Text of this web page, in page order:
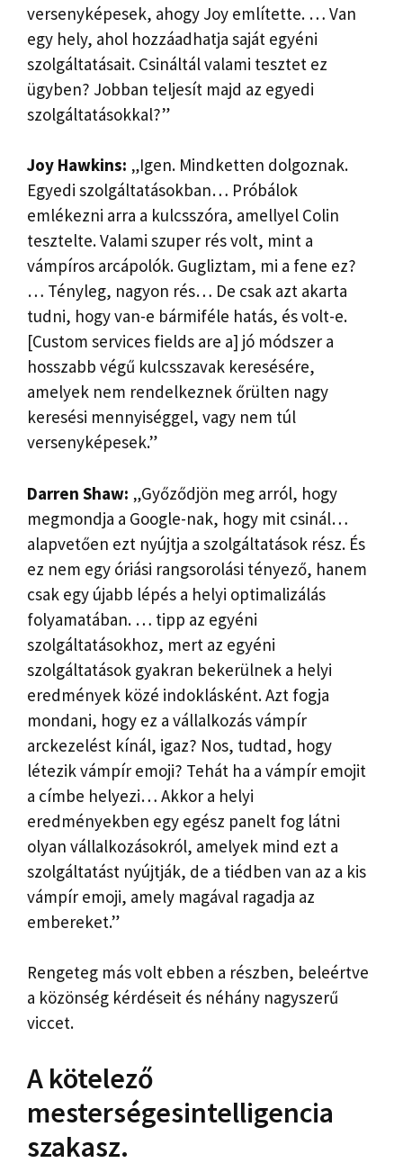
versenyképesek, ahogy Joy említette. … Van
egy hely, ahol hozzáadhatja saját egyéni
szolgáltatásait. Csináltál valami tesztet ez
ügyben? Jobban teljesít majd az egyedi
szolgáltatásokkal?”
Joy Hawkins: „Igen. Mindketten dolgoznak.
Egyedi szolgáltatásokban… Próbálok
emlékezni arra a kulcsszóra, amellyel Colin
tesztelte. Valami szuper rés volt, mint a
vámpíros arcápolók. Gugliztam, mi a fene ez?
… Tényleg, nagyon rés… De csak azt akarta
tudni, hogy van-e bármiféle hatás, és volt-e.
[Custom services fields are a] jó módszer a
hosszabb végű kulcsszavak keresésére,
amelyek nem rendelkeznek őrülten nagy
keresési mennyiséggel, vagy nem túl
versenyképesek.”
Darren Shaw: „Győződjön meg arról, hogy
megmondja a Google-nak, hogy mit csinál…
alapvetően ezt nyújtja a szolgáltatások rész. És
ez nem egy óriási rangsorolási tényező, hanem
csak egy újabb lépés a helyi optimalizálás
folyamatában. … tipp az egyéni
szolgáltatásokhoz, mert az egyéni
szolgáltatások gyakran bekerülnek a helyi
eredmények közé indoklásként. Azt fogja
mondani, hogy ez a vállalkozás vámpír
arckezelést kínál, igaz? Nos, tudtad, hogy
létezik vámpír emoji? Tehát ha a vámpír emojit
a címbe helyezi… Akkor a helyi
eredményekben egy egész panelt fog látni
olyan vállalkozásokról, amelyek mind ezt a
szolgáltatást nyújtják, de a tiédben van az a kis
vámpír emoji, amely magával ragadja az
embereket.”
Rengeteg más volt ebben a részben, beleértve
a közönség kérdéseit és néhány nagyszerű
viccet.
A kötelező
mesterségesintelligencia
szakasz.